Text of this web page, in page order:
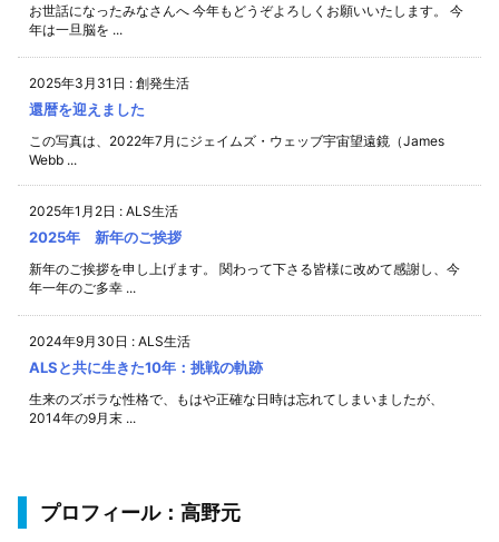
お世話になったみなさんへ 今年もどうぞよろしくお願いいたします。 今
年は一旦脳を ...
2025年3月31日 : 創発生活
還暦を迎えました
この写真は、2022年7月にジェイムズ・ウェッブ宇宙望遠鏡（James
Webb ...
2025年1月2日 : ALS生活
2025年 新年のご挨拶
新年のご挨拶を申し上げます。 関わって下さる皆様に改めて感謝し、今
年一年のご多幸 ...
2024年9月30日 : ALS生活
ALSと共に生きた10年：挑戦の軌跡
生来のズボラな性格で、もはや正確な日時は忘れてしまいましたが、
2014年の9月末 ...
プロフィール：高野元